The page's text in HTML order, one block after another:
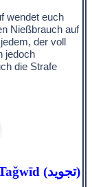
wendet euch
Nießbrauch auf
der voll
jedoch
die Strafe
Taǧwīd (تجويد)